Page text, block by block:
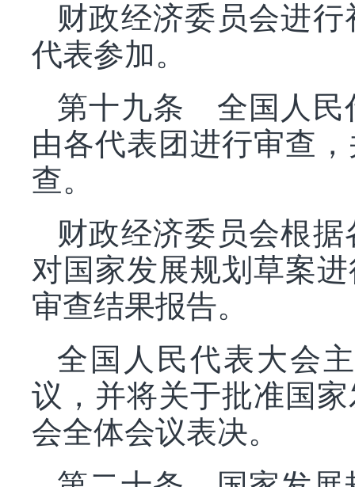
财政经济委员会进
代表参加。
第十九条 全国人民
由各代表团进行审查
查。
财政经济委员会根
对国家发展规划草案
审查结果报告。
全国人民代表大会
议，并将关于批准国
会全体会议表决。